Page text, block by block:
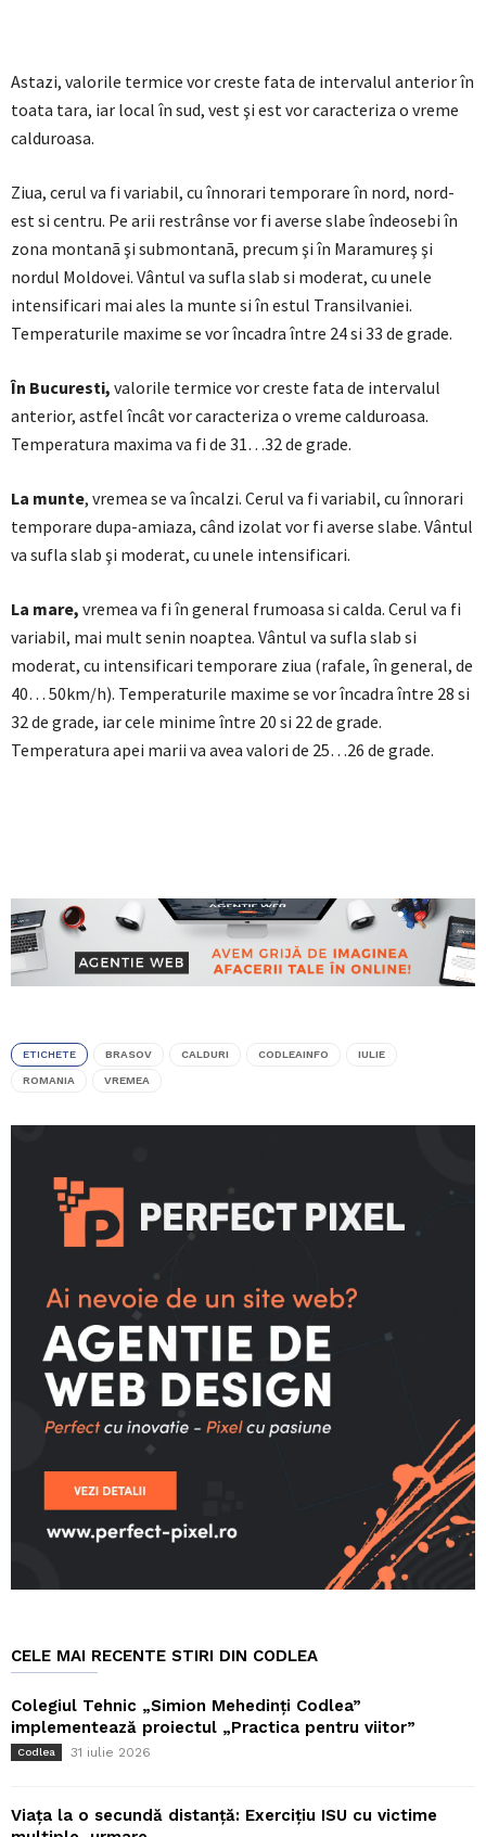
Astazi, valorile termice vor creste fata de intervalul anterior în
toata tara, iar local în sud, vest şi est vor caracteriza o vreme
calduroasa.
Ziua, cerul va fi variabil, cu înnorari temporare în nord, nord-
est si centru. Pe arii restrânse vor fi averse slabe îndeosebi în
zona montanã şi submontanã, precum şi în Maramureş şi
nordul Moldovei. Vântul va sufla slab si moderat, cu unele
intensificari mai ales la munte si în estul Transilvaniei.
Temperaturile maxime se vor încadra între 24 si 33 de grade.
În Bucuresti, valorile termice vor creste fata de intervalul
anterior, astfel încât vor caracteriza o vreme calduroasa.
Temperatura maxima va fi de 31…32 de grade.
La munte, vremea se va încalzi. Cerul va fi variabil, cu înnorari
temporare dupa-amiaza, când izolat vor fi averse slabe. Vântul
va sufla slab şi moderat, cu unele intensificari.
La mare, vremea va fi în general frumoasa si calda. Cerul va fi
variabil, mai mult senin noaptea. Vântul va sufla slab si
moderat, cu intensificari temporare ziua (rafale, în general, de
40… 50km/h). Temperaturile maxime se vor încadra între 28 si
32 de grade, iar cele minime între 20 si 22 de grade.
Temperatura apei marii va avea valori de 25…26 de grade.
ETICHETE BRASOV CALDURI CODLEAINFO IULIE
ROMANIA VREMEA
CELE MAI RECENTE STIRI DIN CODLEA
Colegiul Tehnic „Simion Mehedinți Codlea”
implementează proiectul „Practica pentru viitor”
Codlea 31 iulie 2026
Viața la o secundă distanță: Exercițiu ISU cu victime